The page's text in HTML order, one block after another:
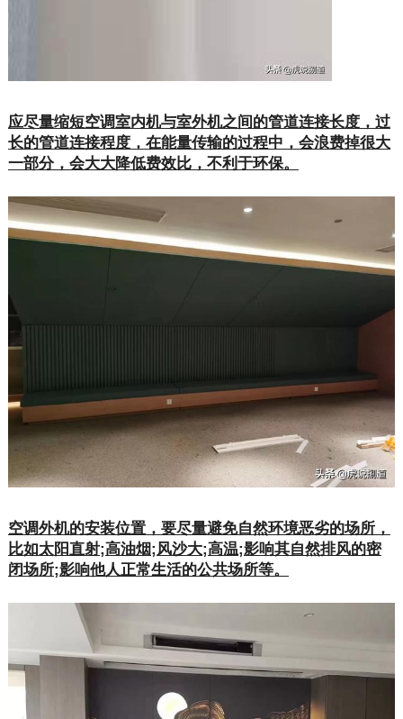
应尽量缩短空调室内机与室外机之间的管道连接长度，过
长的管道连接程度，在能量传输的过程中，会浪费掉很大
一部分，会大大降低费效比，不利于环保。
空调外机的安装位置，要尽量避免自然环境恶劣的场所，
比如太阳直射;高油烟;风沙大;高温;影响其自然排风的密
闭场所;影响他人正常生活的公共场所等。